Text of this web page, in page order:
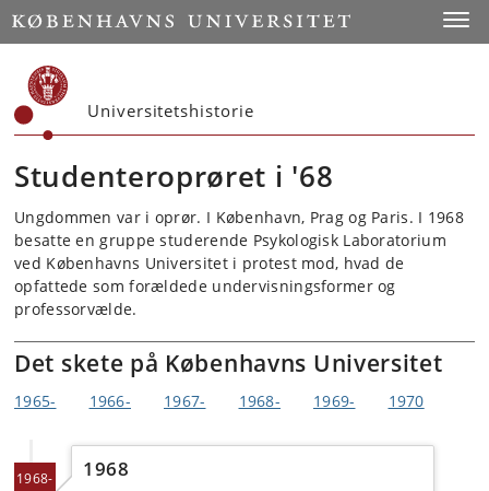
Start
Universitetshistorie
Studenteroprøret i '68
Ungdommen var i oprør. I København, Prag og Paris. I 1968
besatte en gruppe studerende Psykologisk Laboratorium
ved Københavns Universitet i protest mod, hvad de
opfattede som forældede undervisningsformer og
professorvælde.
Det skete på Københavns Universitet
1965- 1966- 1967- 1968- 1969- 1970
1968- 1968